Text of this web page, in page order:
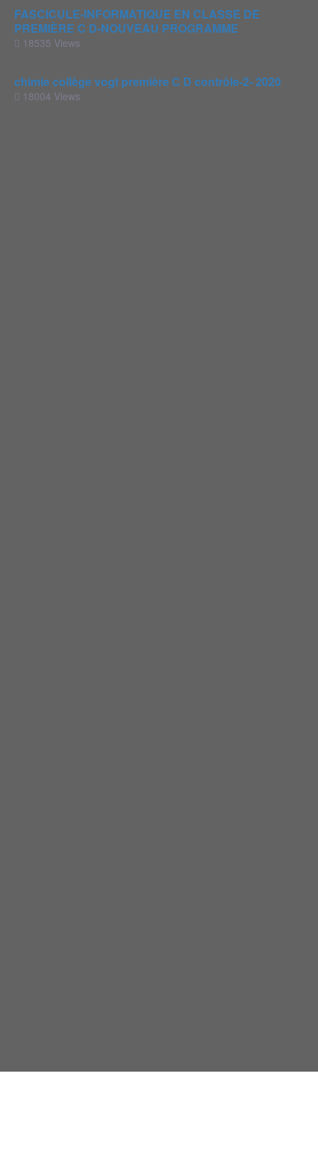
FASCICULE-INFORMATIQUE EN CLASSE DE
PREMIÈRE C D-NOUVEAU PROGRAMME
18535 Views
chimie collège vogt première C D contrôle-2- 2020
18004 Views